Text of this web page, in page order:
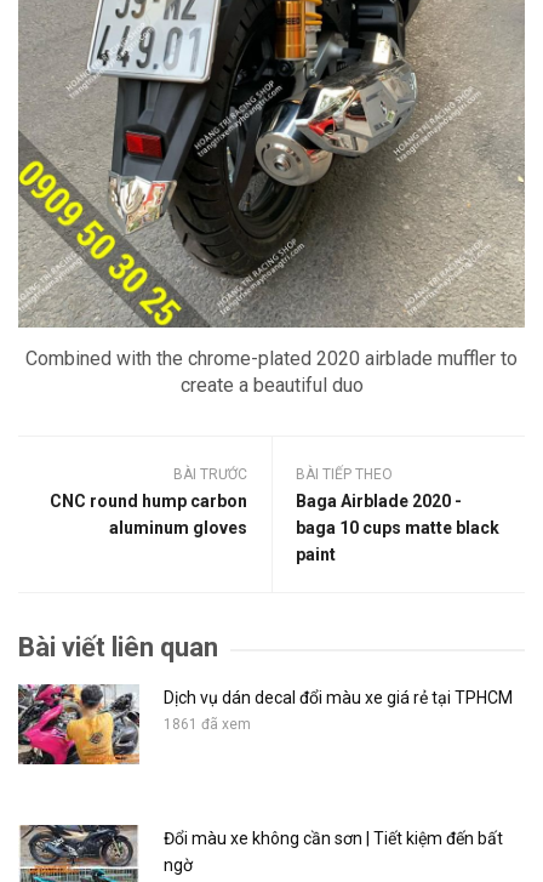
Combined with the chrome-plated 2020 airblade muffler to
create a beautiful duo
BÀI TRƯỚC
CNC round hump carbon
aluminum gloves
BÀI TIẾP THEO
Baga Airblade 2020 -
baga 10 cups matte black
paint
Bài viết liên quan
Dịch vụ dán decal đổi màu xe giá rẻ tại TPHCM
1861 đã xem
Đổi màu xe không cần sơn | Tiết kiệm đến bất
ngờ